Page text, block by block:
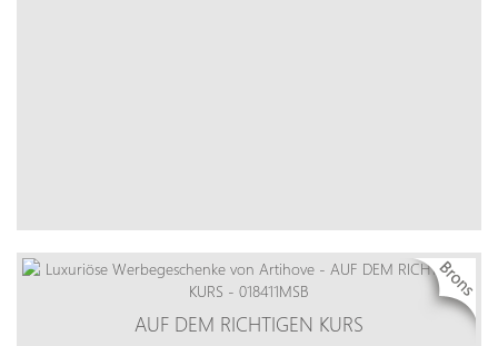
AUF DEM RICHTIGEN KURS